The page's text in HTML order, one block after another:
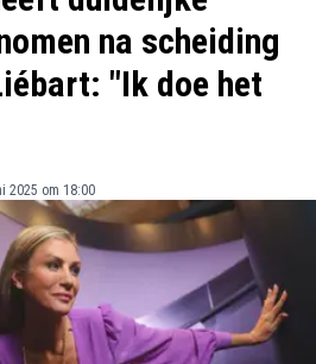
na scheiding
"Ik doe het
2025 om 18:00